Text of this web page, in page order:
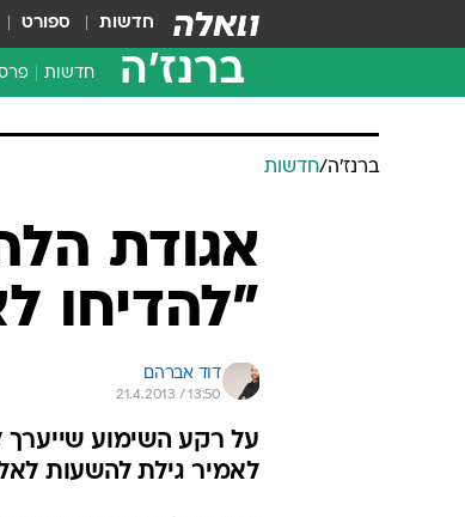
חדשות ספורט
ברנז'ה חדשות
ברנז'ה/חדשות
אגודת
"להדיחו
דוד אברהם
21.4.2013 / 13:50
על רקע השימוע שייערך
לאמיר גילת להשעות